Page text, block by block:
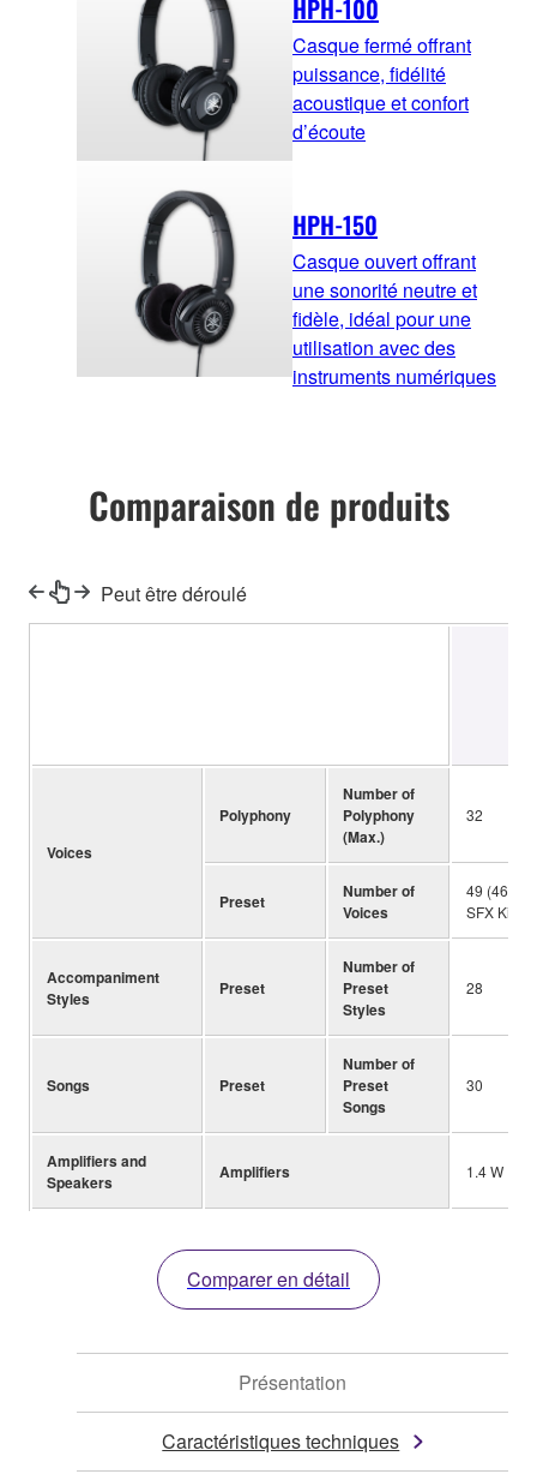
HPH-100
Casque fermé offrant
puissance, fidélité
acoustique et confort
d’écoute
HPH-150
Casque ouvert offrant
une sonorité neutre et
fidèle, idéal pour une
utilisation avec des
instruments numériques
Comparaison de produits
Peut être déroulé
Voices
Polyphony
Number of
Polyphony
(Max.)
32
Preset
Number of
Voices
49 (46
SFX Kits
Accompaniment
Styles
Preset
Number of
Preset
Styles
28
Songs Preset
Number of
Preset
Songs
30
Amplifiers and
Speakers
Amplifiers 1.4 W
Comparer en détail
Présentation
Caractéristiques techniques